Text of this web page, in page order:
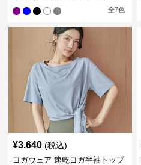
全7色
¥3,640 (税込)
ヨガウェア 速乾ヨガ半袖トップ